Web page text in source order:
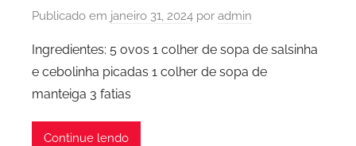
Publicado em janeiro 31, 2024 por admin
Ingredientes: 5 ovos 1 colher de sopa de salsinha
e cebolinha picadas 1 colher de sopa de
manteiga 3 fatias
Continue lendo